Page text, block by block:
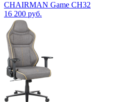
CHAIRMAN Game CH32
16 200 руб.